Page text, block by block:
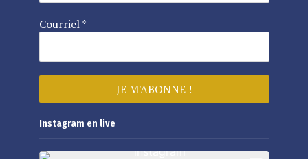
Courriel*
Instagram en live